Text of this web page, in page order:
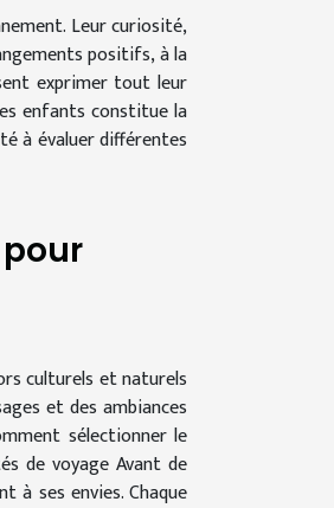
Leur curiosité,
positifs, à la
exprimer tout leur
enfants constitue la
à évaluer différentes
culturels et naturels
et des ambiances
sélectionner le
de voyage Avant de
à ses envies. Chaque